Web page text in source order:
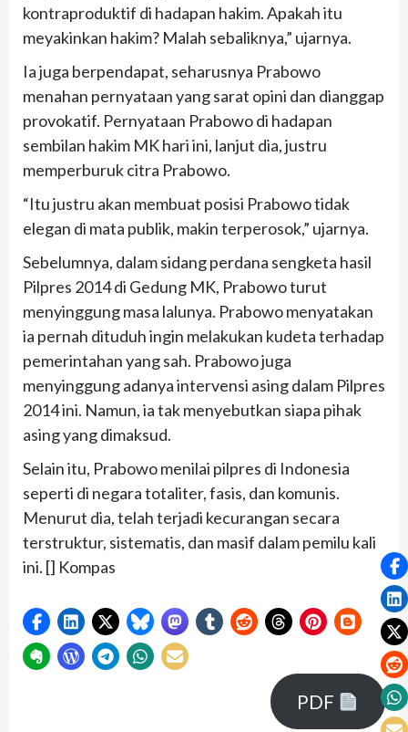
kontraproduktif di hadapan hakim. Apakah itu
meyakinkan hakim? Malah sebaliknya,” ujarnya.
Ia juga berpendapat, seharusnya Prabowo
menahan pernyataan yang sarat opini dan dianggap
provokatif. Pernyataan Prabowo di hadapan
sembilan hakim MK hari ini, lanjut dia, justru
memperburuk citra Prabowo.
“Itu justru akan membuat posisi Prabowo tidak
elegan di mata publik, makin terperosok,” ujarnya.
Sebelumnya, dalam sidang perdana sengketa hasil
Pilpres 2014 di Gedung MK, Prabowo turut
menyinggung masa lalunya. Prabowo menyatakan
ia pernah dituduh ingin melakukan kudeta terhadap
pemerintahan yang sah. Prabowo juga
menyinggung adanya intervensi asing dalam Pilpres
2014 ini. Namun, ia tak menyebutkan siapa pihak
asing yang dimaksud.
Selain itu, Prabowo menilai pilpres di Indonesia
seperti di negara totaliter, fasis, dan komunis.
Menurut dia, telah terjadi kecurangan secara
terstruktur, sistematis, dan masif dalam pemilu kali
ini. [] Kompas
PDF